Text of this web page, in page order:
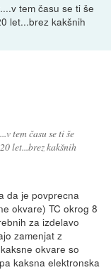
tem času se ti še
let...brez kakšnih
tem času se ti še
let...brez kakšnih
da je povprecna
okvare) TC okrog 8
za izdelavo
zamenjat z
okvare so
kaksna elektronska